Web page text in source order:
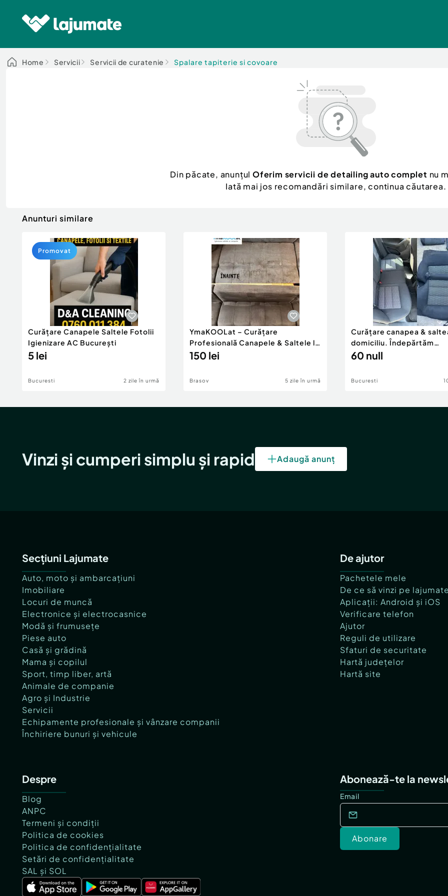
Home Servicii Servicii de curatenie Spalare tapiterie si covoare
Din păcate, anunțul Oferim servicii de detailing auto complet nu
Iată mai jos recomandări similare, continua căutarea.
Anunturi similare
Curățare Canapele Saltele Fotolii
Igienizare AC București
5 lei
Bucuresti 2 zile în urmă
Promovat
YmaKOOLat – Curățare
Profesională Canapele & Saltele la
domiciliu
150 lei
Brasov 5 zile în urmă
Curățare canapea &
domiciliu. Îndepărtăm
pete,mirosuri,acarieni
60 null
Bucuresti
Vinzi și cumperi simplu și rapid Adaugă anunț
Secțiuni Lajumate
Auto, moto și ambarcațiuni
Imobiliare
Locuri de muncă
Electronice și electrocasnice
Modă și frumusețe
Piese auto
Casă și grădină
Mama și copilul
Sport, timp liber, artă
Animale de companie
Agro și Industrie
Servicii
Echipamente profesionale și vânzare companii
Închiriere bunuri și vehicule
De ajutor
Pachetele mele
De ce să vinzi pe
Aplicații: Android și iOS
Verificare telefon
Ajutor
Reguli de utilizare
Sfaturi de securitate
Hartă județelor
Hartă site
Despre
Blog
ANPC
Termeni și condiții
Politica de cookies
Politica de confidențialitate
Setări de confidențialitate
SAL și SOL
Abonează-te la
Email
Abonare